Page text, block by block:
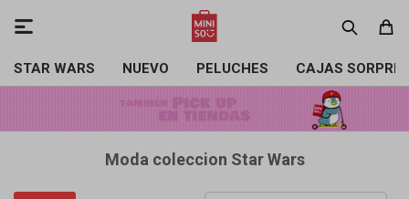
STAR WARS NUEVO PELUCHES CAJAS

Moda coleccion Star Wars